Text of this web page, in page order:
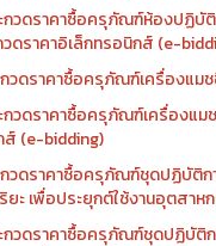
กวดราคาซื้อครุภัณฑ์ห้องปฏิบั
ดราคาอิเล็กทรอนิกส์ (e-
กวดราคาซื้อครุภัณฑ์เครื่องแ
กวดราคาซื้อครุภัณฑ์เครื่องแม
ส์ (e-bidding)
กวดราคาซื้อครุภัณฑ์ชุดปฏิบัติ
ยะ เพื่อประยุกต์ใช้งานอุตสาห
กวดราคาซื้อครุภัณฑ์ชุดปฏิบัติ